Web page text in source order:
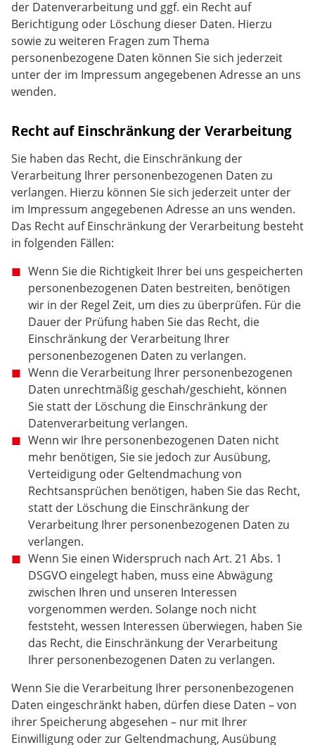
der Datenverarbeitung und ggf. ein Recht auf
Berichtigung oder Löschung dieser Daten. Hierzu
sowie zu weiteren Fragen zum Thema
personenbezogene Daten können Sie sich jederzeit
unter der im Impressum angegebenen Adresse an uns
wenden.
Recht auf Einschränkung der Verarbeitung
Sie haben das Recht, die Einschränkung der
Verarbeitung Ihrer personenbezogenen Daten zu
verlangen. Hierzu können Sie sich jederzeit unter der
im Impressum angegebenen Adresse an uns wenden.
Das Recht auf Einschränkung der Verarbeitung besteht
in folgenden Fällen:
Wenn Sie die Richtigkeit Ihrer bei uns gespeicherten
personenbezogenen Daten bestreiten, benötigen
wir in der Regel Zeit, um dies zu überprüfen. Für die
Dauer der Prüfung haben Sie das Recht, die
Einschränkung der Verarbeitung Ihrer
personenbezogenen Daten zu verlangen.
Wenn die Verarbeitung Ihrer personenbezogenen
Daten unrechtmäßig geschah/geschieht, können
Sie statt der Löschung die Einschränkung der
Datenverarbeitung verlangen.
Wenn wir Ihre personenbezogenen Daten nicht
mehr benötigen, Sie sie jedoch zur Ausübung,
Verteidigung oder Geltendmachung von
Rechtsansprüchen benötigen, haben Sie das Recht,
statt der Löschung die Einschränkung der
Verarbeitung Ihrer personenbezogenen Daten zu
verlangen.
Wenn Sie einen Widerspruch nach Art. 21 Abs. 1
DSGVO eingelegt haben, muss eine Abwägung
zwischen Ihren und unseren Interessen
vorgenommen werden. Solange noch nicht
feststeht, wessen Interessen überwiegen, haben Sie
das Recht, die Einschränkung der Verarbeitung
Ihrer personenbezogenen Daten zu verlangen.
Wenn Sie die Verarbeitung Ihrer personenbezogenen
Daten eingeschränkt haben, dürfen diese Daten – von
ihrer Speicherung abgesehen – nur mit Ihrer
Einwilligung oder zur Geltendmachung, Ausübung